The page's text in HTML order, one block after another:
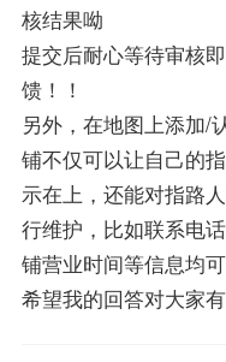
核结果呦
提交后耐心等待审核
馈！！
另外，在地图上添加/
铺不仅可以让自己的
示在上，还能对指路
行维护，比如联系电
铺营业时间等信息均
希望我的回答对大家